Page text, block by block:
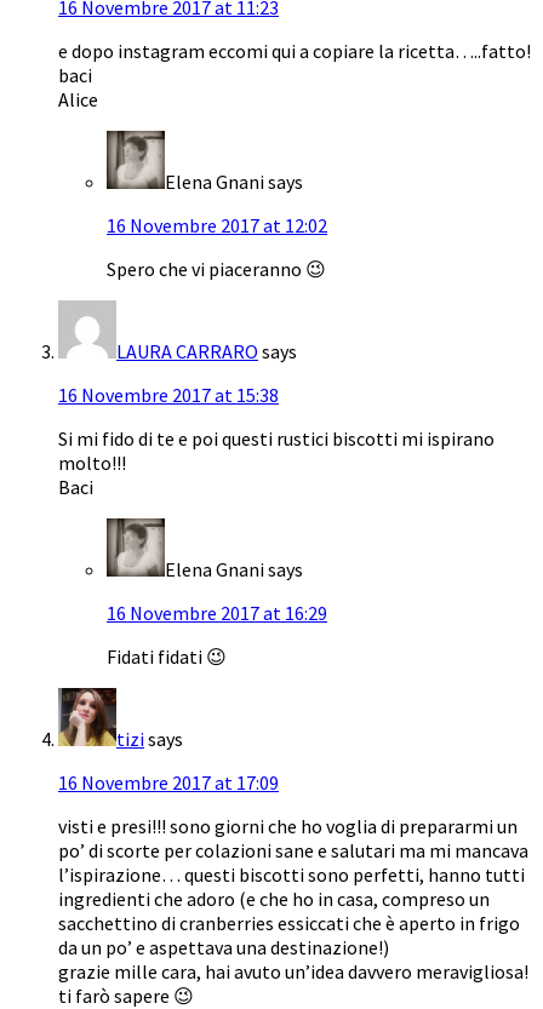
16 Novembre 2017 at 11:23
e dopo instagram eccomi qui a copiare la ricetta…..fatto!
baci
Alice
Elena Gnanisays
16 Novembre 2017 at 12:02
Spero che vi piaceranno 😉
LAURA CARRARO says
16 Novembre 2017 at 15:38
Si mi fido di te e poi questi rustici biscotti mi ispirano
molto!!!
Baci
Elena Gnanisays
16 Novembre 2017 at 16:29
Fidati fidati 😉
tizisays
16 Novembre 2017 at 17:09
visti e presi!!! sono giorni che ho voglia di prepararmi un
po’ di scorte per colazioni sane e salutari ma mi mancava
l’ispirazione… questi biscotti sono perfetti, hanno tutti
ingredienti che adoro (e che ho in casa, compreso un
sacchettino di cranberries essiccati che è aperto in frigo
da un po’ e aspettava una destinazione!)
grazie mille cara, hai avuto un’idea davvero meravigliosa!
ti farò sapere 😉